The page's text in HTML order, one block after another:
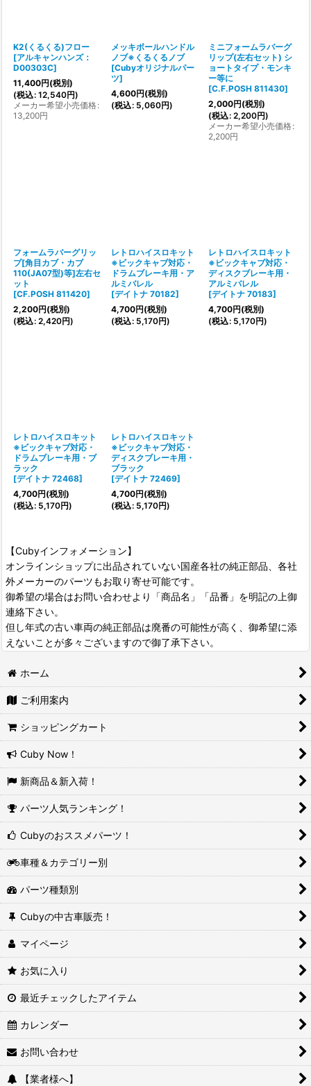
K2(くるくる)フロー
[アルキャンハンズ：
D00303C]
11,400円(税別)
(税込: 12,540円)
メーカー希望小売価格:
13,200円
メッキボールハンドル
ノブ※くるくるノブ
[Cubyオリジナルパー
ツ]
4,600円(税別)
(税込: 5,060円)
ミニフォームラバーグ
リップ(左右セット) シ
ョートタイプ・モンキ
ー等に
[C.F.POSH 811430]
2,000円(税別)
(税込: 2,200円)
メーカー希望小売価格:
2,200円
フォームラバーグリッ
プ[角目カブ・カブ
110(JA07型)等]左右セ
ット
[CF.POSH 811420]
2,200円(税別)
(税込: 2,420円)
レトロハイスロキット
※ビックキャブ対応・
ドラムブレーキ用・ア
ルミバレル
[デイトナ 70182]
4,700円(税別)
(税込: 5,170円)
レトロハイスロキット
※ビックキャブ対応・
ディスクブレーキ用・
アルミバレル
[デイトナ 70183]
4,700円(税別)
(税込: 5,170円)
レトロハイスロキット
※ビックキャブ対応・
ドラムブレーキ用・ブ
ラック
[デイトナ 72468]
4,700円(税別)
(税込: 5,170円)
レトロハイスロキット
※ビックキャブ対応・
ディスクブレーキ用・
ブラック
[デイトナ 72469]
4,700円(税別)
(税込: 5,170円)
【Cubyインフォメーション】
オンラインショップに出品されていない国産各社の純正部品、各社
外メーカーのパーツもお取り寄せ可能です。
御希望の場合はお問い合わせより「商品名」「品番」を明記の上御
連絡下さい。
但し年式の古い車両の純正部品は廃番の可能性が高く、御希望に添
えないことが多々ございますので御了承下さい。
ホーム
ご利用案内
ショッピングカート
Cuby Now！
新商品＆新入荷！
パーツ人気ランキング！
Cubyのおススメパーツ！
車種＆カテゴリー別
パーツ種類別
Cubyの中古車販売！
マイページ
お気に入り
最近チェックしたアイテム
カレンダー
お問い合わせ
【業者様へ】